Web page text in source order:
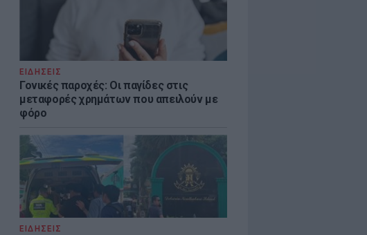
ΕΙΔΗΣΕΙΣ
Γονικές παροχές: Οι παγίδες στις
μεταφορές χρημάτων που απειλούν με
φόρο
ΕΙΔΗΣΕΙΣ